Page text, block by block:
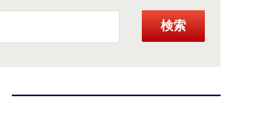
検索